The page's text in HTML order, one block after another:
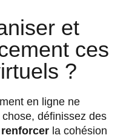
et
ces
?
en ligne ne
définissez des
renforcer la cohésion